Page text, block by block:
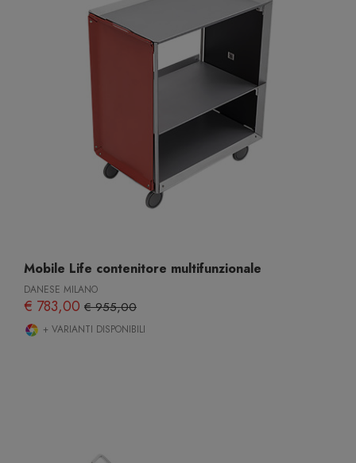
Mobile Life contenitore multifunzionale
DANESE MILANO
€ 783,00 € 955,00
+ VARIANTI DISPONIBILI